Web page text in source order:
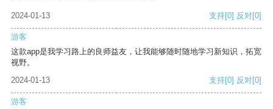
2024-01-13 支持[0] 反对[0]
游客
这款app是我学习路上的良师益友，让我能够随时随地学习新知识，拓宽
视野。
2024-01-13
支持[0] 反对[0]
游客